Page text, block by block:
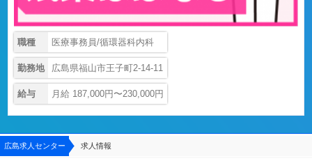
職種 医療事務員/循環器科内科
勤務地 広島県福山市王子町2-14-11
給与 月給 187,000円〜230,000円
広島求人センター 求人情報